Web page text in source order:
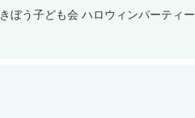
きぼう子ども会 ハロウィンパーティー